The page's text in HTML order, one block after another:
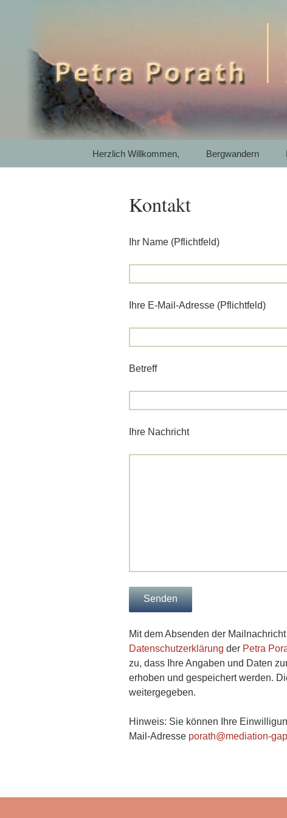
Petra
Garmisch-
Herzlich Willkommen, Bergwandern
Kontakt
Ihr Name (Pflichtfeld)
Ihre E-Mail-Adresse (Pflichtfeld)
Betreff
Ihre Nachricht
A
l
t
e
r
a
t
Mit dem Absenden der
Datenschutzerklärung der Petra
zu, dass Ihre Angaben und Daten
erhoben und gespeichert werden.
weitergegeben.
Hinweis: Sie können Ihre
Mail-Adresse porath@mediation-